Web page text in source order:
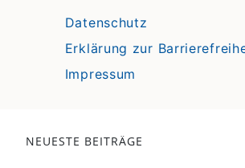
Datenschutz
Erklärung zur
Impressum
NEUESTE BEITRÄGE